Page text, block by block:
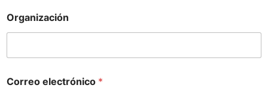
Organización
Correo electrónico *